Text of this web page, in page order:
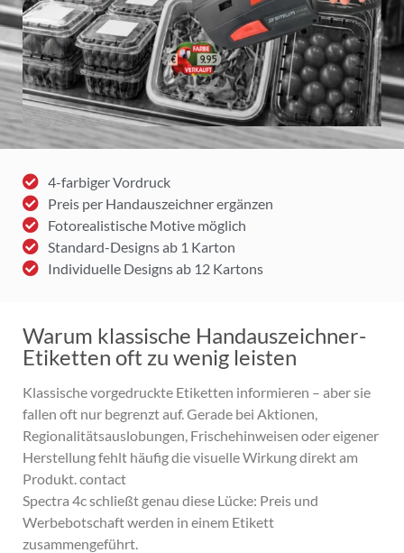
4-farbiger Vordruck
Preis per Handauszeichner ergänzen
Fotorealistische Motive möglich
Standard-Designs ab 1 Karton
Individuelle Designs ab 12 Kartons
Warum klassische Handauszeichner-
Etiketten oft zu wenig leisten
Klassische vorgedruckte Etiketten informieren – aber sie
fallen oft nur begrenzt auf. Gerade bei Aktionen,
Regionalitätsauslobungen, Frischehinweisen oder eigener
Herstellung fehlt häufig die visuelle Wirkung direkt am
Produkt. contact
Spectra 4c schließt genau diese Lücke: Preis und
Werbebotschaft werden in einem Etikett
zusammengeführt.